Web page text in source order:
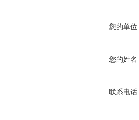
您的单位
您的姓名
联系电话